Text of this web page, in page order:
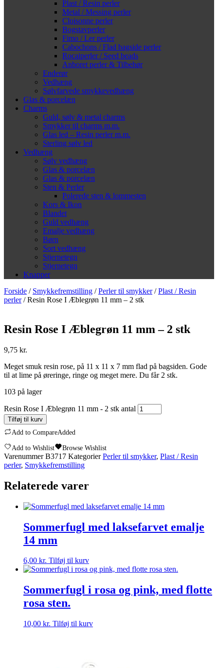
Plast / Resin perler
Metal / Messing perler
Cloisonne perler
Bogstavperler
Fimo / Ler perler
Cabochons / Flad bagside perler
Rocaiperler / Seed beads
Anboret perler & Tilbehør
Enderør
Vedhæng
Sølvfarvede smykkevedhæng
Glas & porcelæn
Charms
Guld, sølv & metal charms
Smykker til charms m.m.
Glas led – Resin perler m.m.
Sterling sølv led
Vedhæng
Sølv vedhæng
Glas & porcelæn
Glas & porcelæn
Sten & Perler
Polerede sten & lommesten
Kors & Ikon
Blandet
Guld vedhæng
Emalje vedhæng
Børn
Sort vedhæng
Stjernetegn
Stjernetegn
Knapper
Forside / Smykkefremstilling /Perler til smykker/Plast / Resin
perler/ Resin Rose I Æblegrøn 11 mm – 2 stk
Resin Rose I Æblegrøn 11 mm – 2 stk
9,75 kr.
Meget smuk resin rose, på 11 x 11 x 7 mm flad på bagsiden. Gode
til at lime på øreringe, ringe og meget mere. Du får 2 stk.
103 på lager
Resin Rose I Æblegrøn 11 mm - 2 stk antal
Tilføj til kurv
Add to CompareAdded
Add to Wishlist Browse Wishlist
VarenummerB3717 Kategorier Perler til smykker, Plast / Resin
perler, Smykkefremstilling
Relaterede varer
Sommerfugl med laksefarvet emalje
14 mm
6,00 kr. Tilføj til kurv
Sommerfugl i rosa og pink, med flotte
rosa sten.
10,00 kr. Tilføj til kurv